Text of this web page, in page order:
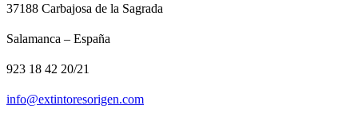
37188 Carbajosa de la Sagrada
Salamanca – España
923 18 42 20/21
info@extintoresorigen.com